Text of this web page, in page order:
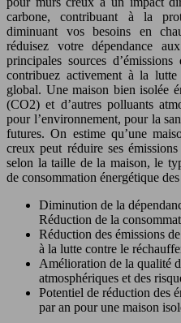
carbone, contribuant à la
diminuant vos besoins en
réduisez votre dépendance
principales sources
contribuez activement à la
global. Une maison bien isolée
(CO2) et d’autres polluants
pour l’environnement, pour la
futures. On estime qu’une
creux peut réduire ses
selon la taille de la maison, le
de consommation énergétique
Diminution de la
Réduction de la
Réduction des émissions
à la lutte contre le
Amélioration de la qualité
atmosphériques et des
Potentiel de réduction des
par an pour une maison